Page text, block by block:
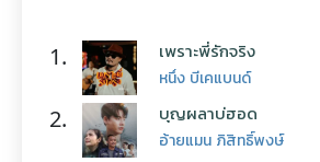
1. เพราะพี่รักจริง
หนึ่ง บีเคแบนด์
2. บุญผลาบ่ฮอด
อ้ายแมน ภิสิทธิ์พงษ์